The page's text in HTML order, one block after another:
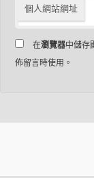
個人網站網址
在瀏覽器中儲存
佈留言時使用。